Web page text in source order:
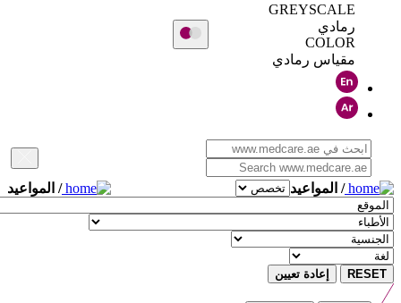
GREYSCALE
رمادي
COLOR
مقياس رمادي
/ المواعيد / المواعيد
RESET إعادة تعيين